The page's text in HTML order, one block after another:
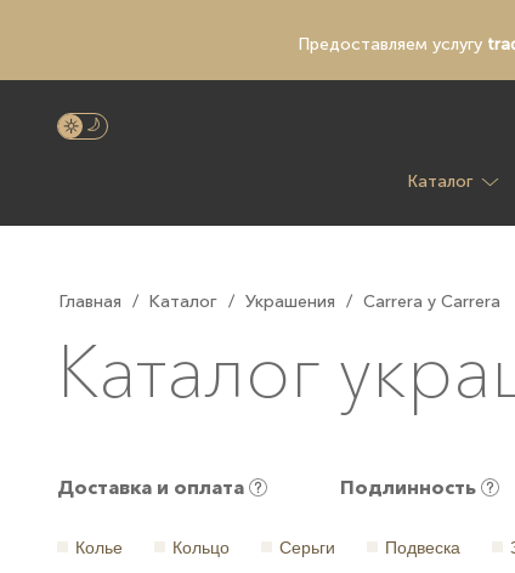
Предоставляем услугу
Каталог
Главная / Каталог / Украшения / Carrera y Carrera
Каталог
Доставка и оплата Подлинность
Колье Кольцо Серьги Подвеска